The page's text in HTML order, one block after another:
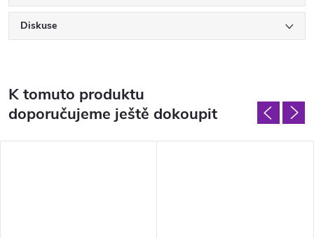
Diskuse
K tomuto produktu
doporučujeme ještě dokoupit